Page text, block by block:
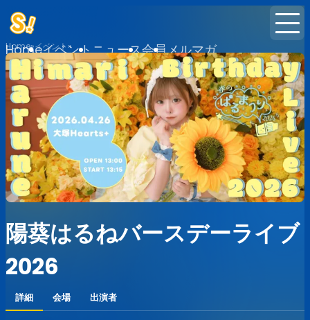
Homeイベントニュース会員メルマガ
Home イベント
陽葵はるねバースデーライブ
2026
詳細 会場 出演者